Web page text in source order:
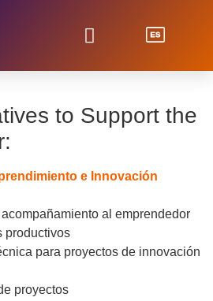
to Support the
e Innovación
al emprendedor
productivos
para proyectos de innovación
proyectos